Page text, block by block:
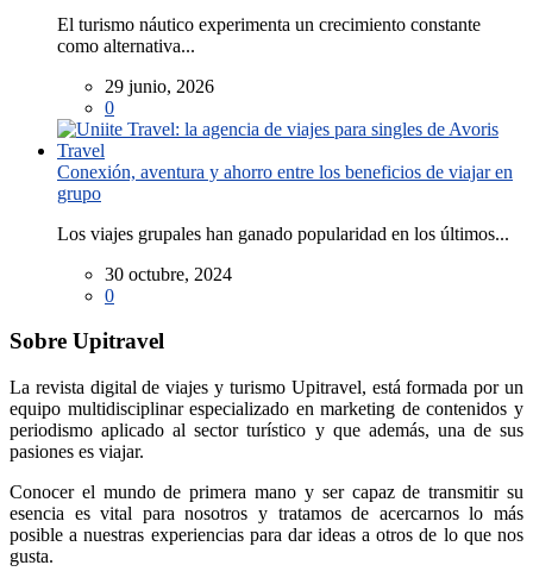
El turismo náutico experimenta un crecimiento constante
como alternativa...
29 junio, 2026
0
Conexión, aventura y ahorro entre los beneficios de viajar en
grupo
Los viajes grupales han ganado popularidad en los últimos...
30 octubre, 2024
0
Sobre Upitravel
La revista digital de viajes y turismo Upitravel, está formada por un
equipo multidisciplinar especializado en marketing de contenidos y
periodismo aplicado al sector turístico y que además, una de sus
pasiones es viajar.
Conocer el mundo de primera mano y ser capaz de transmitir su
esencia es vital para nosotros y tratamos de acercarnos lo más
posible a nuestras experiencias para dar ideas a otros de lo que nos
gusta.